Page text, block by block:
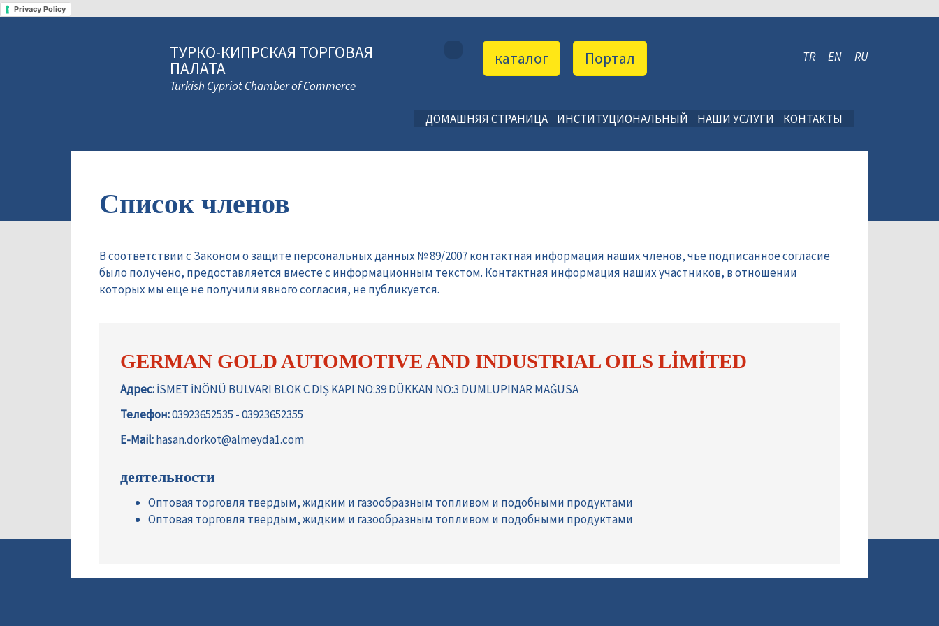
Privacy Policy
ТУРКО-КИПРСКАЯ ТОРГОВАЯ
ПАЛАТА
Turkish Cypriot Chamber of Commerce
TR EN RU
Портал
каталог
ДОМАШНЯЯ СТРАНИЦА ИНСТИТУЦИОНАЛЬНЫЙ НАШИ УСЛУГИ КОНТАКТЫ
Список членов
В соответствии с Законом о защите персональных данных № 89/2007 контактная информация наших членов, чье подписанное согласие
было получено, предоставляется вместе с информационным текстом. Контактная информация наших участников, в отношении
которых мы еще не получили явного согласия, не публикуется.
GERMAN GOLD AUTOMOTIVE AND INDUSTRIAL OILS LİMİTED
Адрес:İSMET İNÖNÜ BULVARI BLOK C DIŞ KAPI NO:39 DÜKKAN NO:3 DUMLUPINAR MAĞUSA
Телефон:03923652535 - 03923652355
E-Mail:hasan.dorkot@almeyda1.com
деятельности
Оптовая торговля твердым, жидким и газообразным топливом и подобными продуктами
Оптовая торговля твердым, жидким и газообразным топливом и подобными продуктами